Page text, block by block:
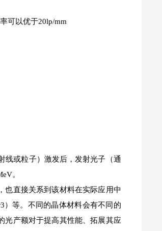
可以优于20lp/mm
线或粒子）激发后，发射光子（通
。
也直接关系到该材料在实际应用中
）等。不同的晶体材料会有不同的
光产额对于提高其性能、拓展其应